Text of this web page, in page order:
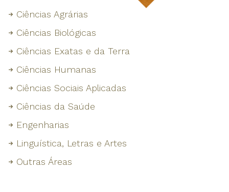
Ciências Agrárias
Ciências Biológicas
Ciências Exatas e da Terra
Ciências Humanas
Ciências Sociais Aplicadas
Ciências da Saúde
Engenharias
Linguística, Letras e Artes
Outras Áreas